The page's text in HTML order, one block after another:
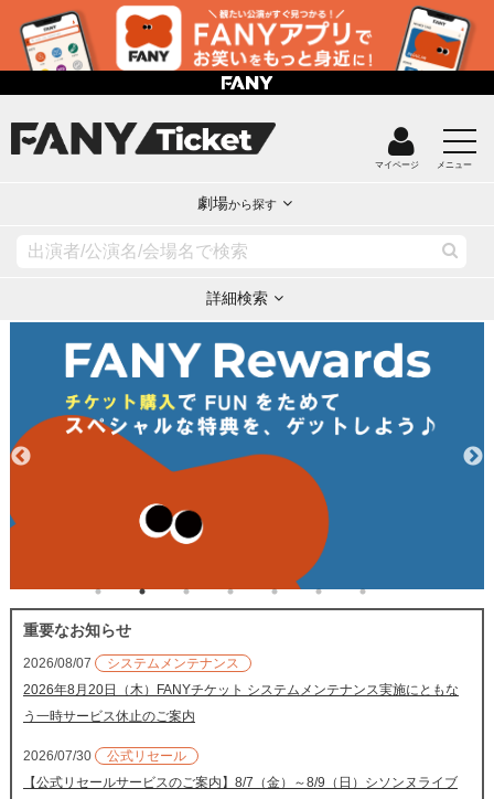
マイページ メニュー
劇場から探す
詳細検索
重要なお知らせ
2026/08/07
システムメンテナンス
2026年8月20日（木）FANYチケット システムメンテナンス実施にともな
う一時サービス休止のご案内
2026/07/30
公式リセール
【公式リセールサービスのご案内】8/7（金）～8/9（日）シソンヌライブ